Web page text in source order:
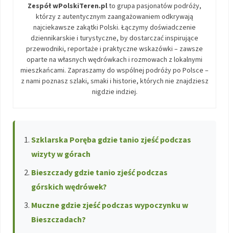
Zespół wPolskiTeren.plto grupa pasjonatów podróży,
którzy z autentycznym zaangażowaniem odkrywają
najciekawsze zakątki Polski. Łączymy doświadczenie
dziennikarskie i turystyczne, by dostarczać inspirujące
przewodniki, reportaże i praktyczne wskazówki – zawsze
oparte na własnych wędrówkach i rozmowach z lokalnymi
mieszkańcami. Zapraszamy do wspólnej podróży po Polsce –
z nami poznasz szlaki, smaki i historie, których nie znajdziesz
nigdzie indziej.
Szklarska Poręba gdzie tanio zjeść podczas
wizyty w górach
Bieszczady gdzie tanio zjeść podczas
górskich wędrówek?
Muczne gdzie zjeść podczas wypoczynku w
Bieszczadach?